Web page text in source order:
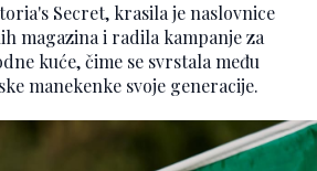
Secret, krasila je naslovnice
magazina i radila kampanje za
kuće, čime se svrstala među
manekenke svoje generacije.